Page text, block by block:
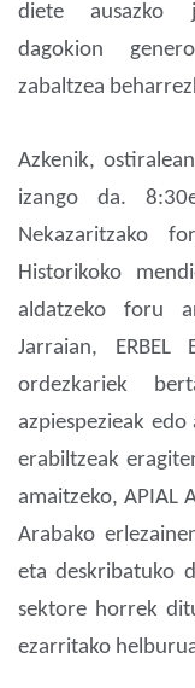
diete ausazko
dagokion
zabaltzea
Azkenik, ostiralean
izango da.
Nekazaritzako
Historikoko
aldatzeko foru
Jarraian, ERBEL
ordezkariek
azpiespezieak
erabiltzeak
amaitzeko, APIAL
Arabako
eta deskribatuko
sektore horrek
ezarritako